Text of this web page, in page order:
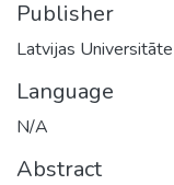
Publisher
Latvijas Universitāte
Language
N/A
Abstract